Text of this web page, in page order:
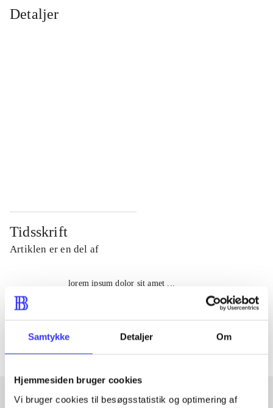
Samtykke Detaljer Om
Hjemmesiden bruger cookies
Vi bruger cookies til besøgsstatistik og optimering af
Detaljer
Tidsskrift
Artiklen er en del af
lorem ipsum dolor sit amet ...